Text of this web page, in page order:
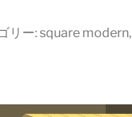
リー:square modern,